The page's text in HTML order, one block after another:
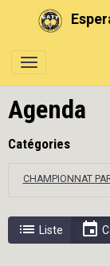
Agenda
Catégories
CHAMPIONNAT
Liste